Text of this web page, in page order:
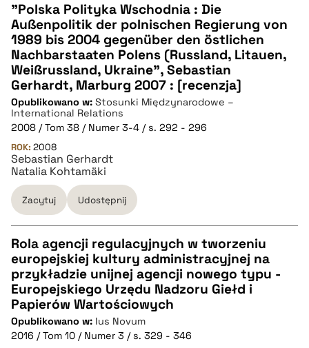
CZYSTY TEKST
pobierz cytat
BIBTEX
pobierz cytat
"Polska Polityka Wschodnia : Die
Außenpolitik der polnischen Regierung von
1989 bis 2004 gegenüber den östlichen
Nachbarstaaten Polens (Russland, Litauen,
Weißrussland, Ukraine", Sebastian
Gerhardt, Marburg 2007 : [recenzja]
Opublikowano w: Stosunki Międzynarodowe –
International Relations
2008 / Tom 38 / Numer 3-4 / s. 292 - 296
ROK: 2008
Sebastian Gerhardt
Natalia Kohtamäki
Zacytuj Udostępnij
CZYSTY TEKST
pobierz cytat
Rola agencji regulacyjnych w tworzeniu
europejskiej kultury administracyjnej na
przykładzie unijnej agencji nowego typu -
Europejskiego Urzędu Nadzoru Giełd i
Papierów Wartościowych
Opublikowano w: Ius Novum
2016 / Tom 10 / Numer 3 / s. 329 - 346